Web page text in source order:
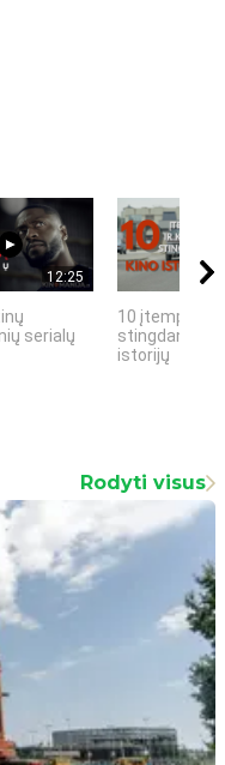
12:25
serialų
10 įtemptų,
stingdančių
istorijų
Rodyti visus